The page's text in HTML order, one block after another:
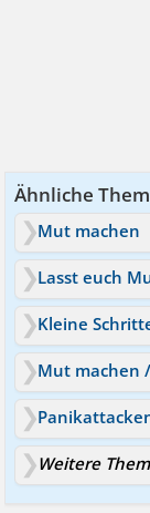
Ähnliche
Mut machen
Lasst euch
Kleine
Weitere